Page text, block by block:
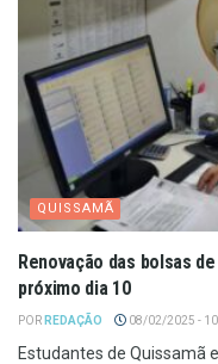
QUISSAMÃ
Renovação das bolsas
próximo dia 10
POR REDAÇÃO 08/02/2025 -
Estudantes de Quissamã